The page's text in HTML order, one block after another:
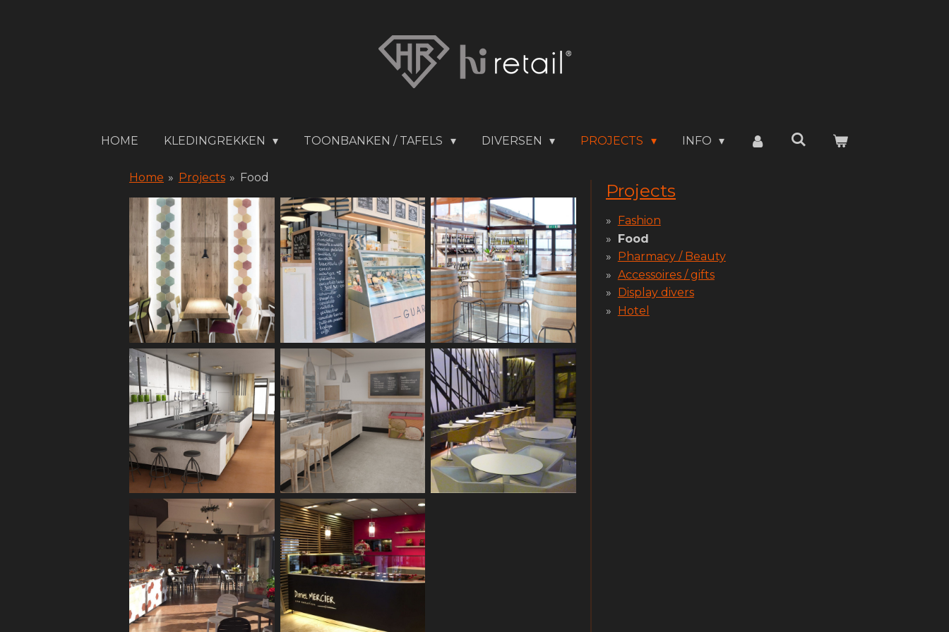
HOME KLEDINGREKKEN TOONBANKEN / TAFELS DIVERSEN PROJECTS INFO
Home » Projects » Food
Projects
Fashion
Food
Pharmacy / Beauty
Accessoires / gifts
Display divers
Hotel